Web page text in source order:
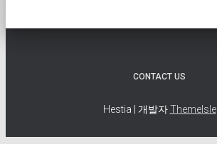
CONTACT US
Hestia | 개발자ThemeIsle